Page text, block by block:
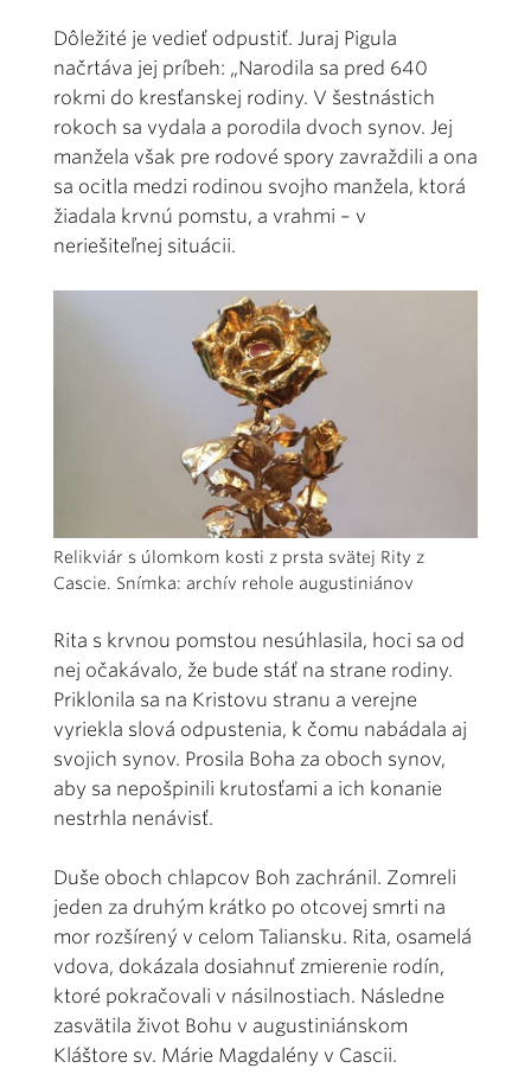
Dôležité je vedieť odpustiť. Juraj Pigula
načrtáva jej príbeh: „Narodila sa pred 640
rokmi do kresťanskej rodiny. V šestnástich
rokoch sa vydala a porodila dvoch synov. Jej
manžela však pre rodové spory zavraždili a ona
sa ocitla medzi rodinou svojho manžela, ktorá
žiadala krvnú pomstu, a vrahmi – v
neriešiteľnej situácii.
Relikviár s úlomkom kosti z prsta svätej Rity z
Cascie. Snímka: archív rehole augustiniánov
Rita s krvnou pomstou nesúhlasila, hoci sa od
nej očakávalo, že bude stáť na strane rodiny.
Priklonila sa na Kristovu stranu a verejne
vyriekla slová odpustenia, k čomu nabádala aj
svojich synov. Prosila Boha za oboch synov,
aby sa nepošpinili krutosťami a ich konanie
nestrhla nenávisť.
Duše oboch chlapcov Boh zachránil. Zomreli
jeden za druhým krátko po otcovej smrti na
mor rozšírený v celom Taliansku. Rita, osamelá
vdova, dokázala dosiahnuť zmierenie rodín,
ktoré pokračovali v násilnostiach. Následne
zasvätila život Bohu v augustiniánskom
Kláštore sv. Márie Magdalény v Cascii.